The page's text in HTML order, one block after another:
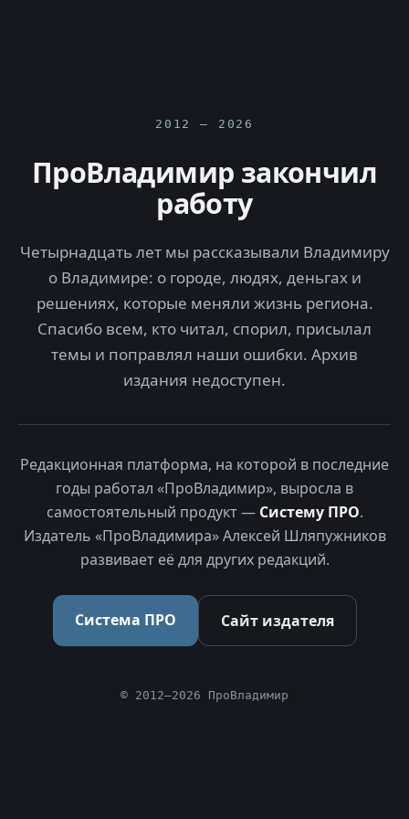
2012 — 2026
ПроВладимир закончил
работу
Четырнадцать лет мы рассказывали Владимиру
о Владимире: о городе, людях, деньгах и
решениях, которые меняли жизнь региона.
Спасибо всем, кто читал, спорил, присылал
темы и поправлял наши ошибки. Архив
издания недоступен.
Редакционная платформа, на которой в последние
годы работал «ПроВладимир», выросла в
самостоятельный продукт — Систему ПРО.
Издатель «ПроВладимира» Алексей Шляпужников
развивает её для других редакций.
Система ПРО Сайт издателя
© 2012–2026 ПроВладимир